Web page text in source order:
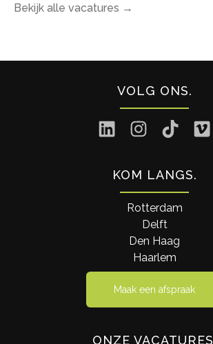
Bekijk alle vacatures →
VOLG ONS
KOM LANGS
Rotterdam
Delft
Den Haag
Haarlem
Maak een afspraak
ONZE VACATURES